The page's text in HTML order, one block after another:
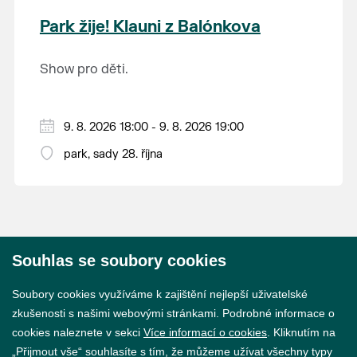
krajina na světě, která je zapsána na Seznam
světového přírodního a kulturního dědictví
Park žije! Klauni z Balónkova
Show pro děti.
9. 8. 2026 18:00 - 9. 8. 2026 19:00
park, sady 28. října
Souhlas se soubory cookies
Soubory cookies využíváme k zajištění nejlepší uživatelské
zkušenosti s našimi webovými stránkami. Podrobné informace o
cookies naleznete v sekci Více informací o cookies . Kliknutím na
„Přijmout vše“ souhlasíte s tím, že můžeme užívat všechny typy